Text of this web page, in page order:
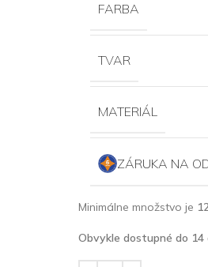
FARBA
TVAR
MATERIÁL
ZÁRUKA NA
Minimálne množstvo je
Obvykle dostupné do 14